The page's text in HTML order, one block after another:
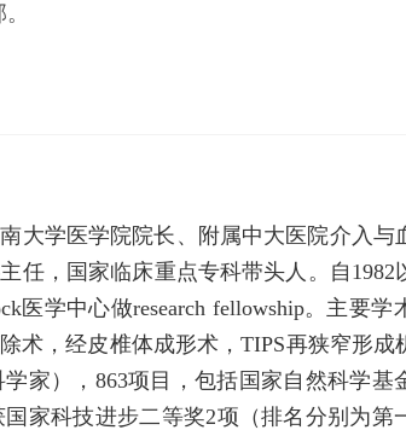
大学医学院院长、附属中大医院介入与
任，国家临床重点专科带头人。自1982
医学中心做research fellowship。主要
术，经皮椎体成形术，TIPS再狭窄形成
家），863项目，包括国家自然科学基
家科技进步二等奖2项（排名分别为第